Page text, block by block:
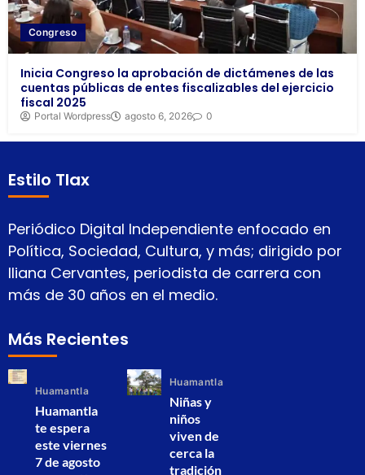
Congreso
Inicia Congreso la aprobación de dictámenes de las
cuentas públicas de entes fiscalizables del ejercicio
fiscal 2025
Portal Wordpress agosto 6, 2026 0
Estilo Tlax
Periódico Digital Independiente enfocado en
Política, Sociedad, Cultura, y más; dirigido por
Iliana Cervantes, periodista de carrera con
más de 30 años en el medio.
Más Recientes
Huamantla
Huamantla
te espera
este viernes
7 de agosto
Huamantla
Niñas y
niños
viven de
cerca la
tradición